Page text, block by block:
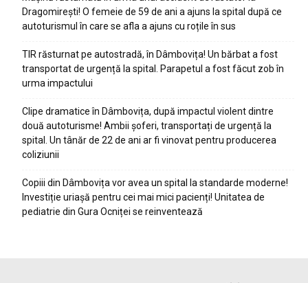
Dragomirești! O femeie de 59 de ani a ajuns la spital după ce
autoturismul în care se afla a ajuns cu roțile în sus
TIR răsturnat pe autostradă, în Dâmbovița! Un bărbat a fost
transportat de urgență la spital. Parapetul a fost făcut zob în
urma impactului
Clipe dramatice în Dâmbovița, după impactul violent dintre
două autoturisme! Ambii șoferi, transportați de urgență la
spital. Un tânăr de 22 de ani ar fi vinovat pentru producerea
coliziunii
Copiii din Dâmbovița vor avea un spital la standarde moderne!
Investiție uriașă pentru cei mai mici pacienți! Unitatea de
pediatrie din Gura Ocniței se reinventează